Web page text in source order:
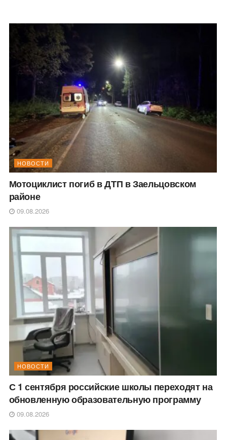
НОВОСТИ
Мотоциклист погиб в ДТП в Заельцовском
районе
09.08.2026
НОВОСТИ
С 1 сентября российские школы переходят на
обновленную образовательную программу
09.08.2026